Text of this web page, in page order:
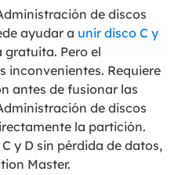
de discos
ayudar a unir disco C y
Pero el
inconvenientes. Requiere
antes de fusionar las
de discos
la partición.
y D sin pérdida de datos,
Master.